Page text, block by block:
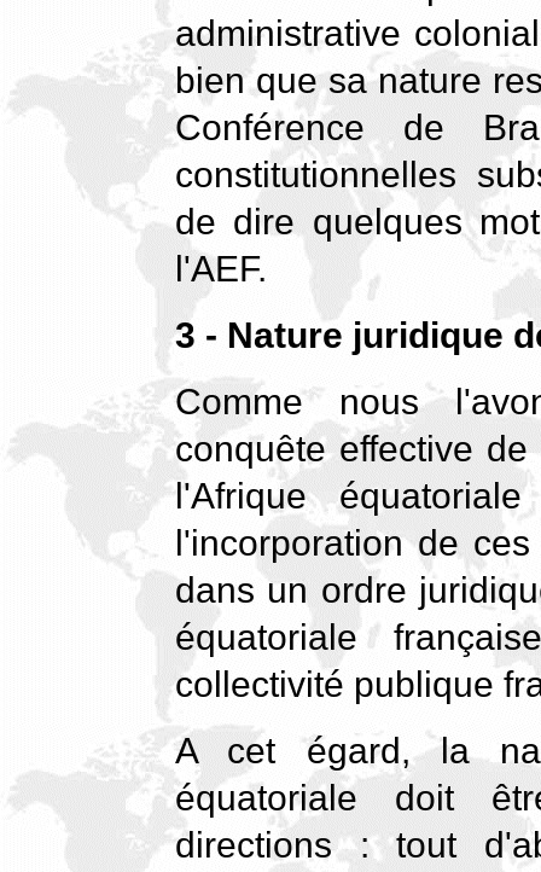
administrative
bien que sa nature
Conférence de
constitutionnelles
de dire quelques
l'AEF.
3 - Nature juridique
Comme nous
conquête effective
l'Afrique
l'incorporation de
dans un ordre
équatoriale
collectivité publique
A cet égard, la
équatoriale doit
directions : tout